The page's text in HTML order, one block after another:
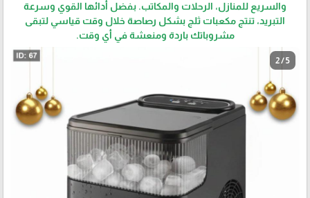
والسريع للمنازل، الرحلات والمكاتب. بفضل أدائها القوي وسرعة
التبريد، تنتج مكعبات ثلج بشكل رصاصة خلال وقت قياسي لتبقى
مشروباتك باردة ومنعشة في أي وقت.
2 / 5